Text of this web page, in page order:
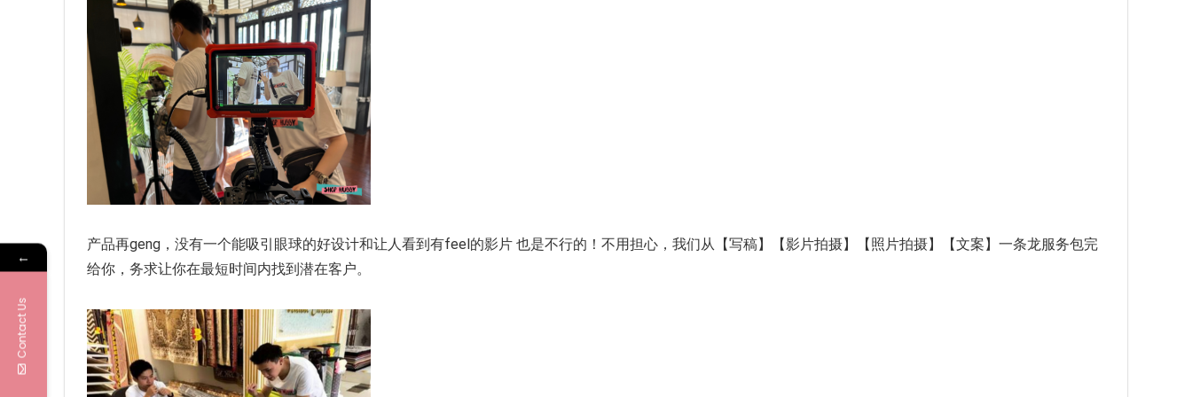
产品再geng，没有一个能吸引眼球的好设计和让人看到有feel的影片 也是不行的！不用担心，我们从【写稿】【影片拍摄】【照片拍摄】【文案】一条龙服务包完
给你，务求让你在最短时间内找到潜在客户。
←
Contact Us